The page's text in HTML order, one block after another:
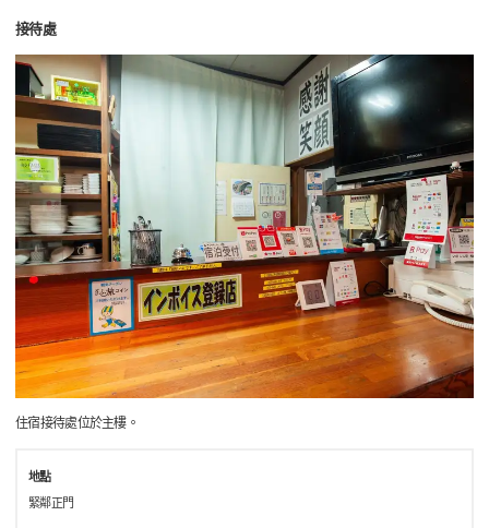
接待處
住宿接待處位於主樓。
地點
緊鄰正門